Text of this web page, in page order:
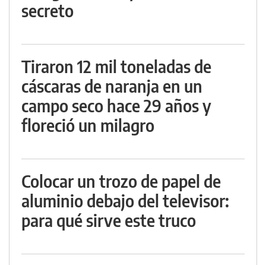
secreto
Tiraron 12 mil toneladas de
cáscaras de naranja en un
campo seco hace 29 años y
floreció un milagro
Colocar un trozo de papel de
aluminio debajo del televisor:
para qué sirve este truco